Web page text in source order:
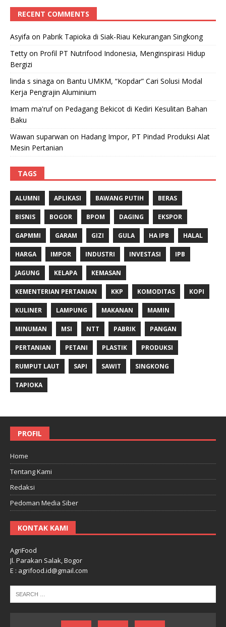
RECENT COMMENTS
Asyifa on Pabrik Tapioka di Siak-Riau Kekurangan Singkong
Tetty on Profil PT Nutrifood Indonesia, Menginspirasi Hidup
Bergizi
linda s sinaga on Bantu UMKM, “Kopdar” Cari Solusi Modal
Kerja Pengrajin Aluminium
Imam ma'rufon Pedagang Bekicot di Kediri Kesulitan Bahan
Baku
Wawan suparwan on Hadang Impor, PT Pindad Produksi Alat
Mesin Pertanian
TAGS
ALUMNI APLIKASI BAWANG PUTIH BERAS
BISNIS BOGOR BPOM DAGING EKSPOR
GAPMMI GARAM GIZI GULA HA IPB HALAL
HARGA IMPOR INDUSTRI INVESTASI IPB
JAGUNG KELAPA KEMASAN
KEMENTERIAN PERTANIAN KKP KOMODITAS KOPI
KULINER LAMPUNG MAKANAN MAMIN
MINUMAN MSI NTT PABRIK PANGAN
PERTANIAN PETANI PLASTIK PRODUKSI
RUMPUT LAUT SAPI SAWIT SINGKONG
TAPIOKA
PROFIL
Home
Tentang Kami
Redaksi
Pedoman Media Siber
KONTAK KAMI
AgriFood
Jl. Parakan Salak, Bogor
E : agrifood.id@gmail.com